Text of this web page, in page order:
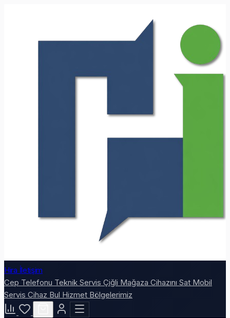
Hira İletişim
Cep Telefonu Teknik Servis Çiğli Mağaza Cihazını Sat Mobil
Servis Cihaz Bul Hizmet Bölgelerimiz